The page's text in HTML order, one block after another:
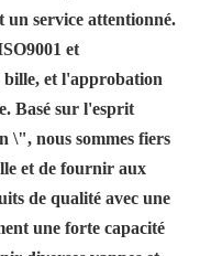
un service attentionné.
et
et l'approbation
Basé sur l'esprit
\", nous sommes fiers
et de fournir aux
de qualité avec une
une forte capacité